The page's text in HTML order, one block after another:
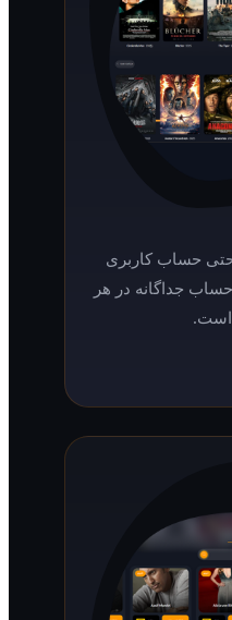
حتی حساب کاربری
جداگانه در هر
است.